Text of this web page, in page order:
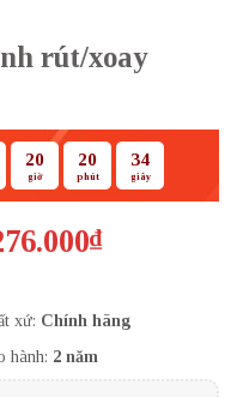
rút/xoay
20
giờ
20
phút
33
giây
₫Giá
là:
xứ: Chính hãng
hành: 2 năm